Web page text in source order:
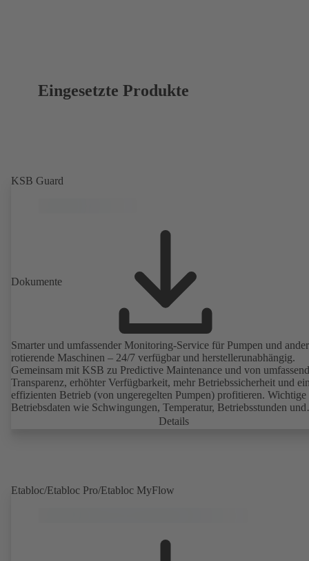
Eingesetzte Produkte
KSB Guard
Dokumente
Smarter und umfassender Monitoring-Service für Pumpen und
rotierende Maschinen – 24/7 verfügbar und herstellerunabhängig.
Gemeinsam mit KSB zu Predictive Maintenance und von
Transparenz, erhöhter Verfügbarkeit, mehr Betriebssicherheit und
effizienten Betrieb (von ungeregelten Pumpen) profitieren. Wichtige
Betriebsdaten wie Schwingungen, Temperatur, Betriebsstunden und
Lastzustand (von ungeregelten Pumpen) sind mit KSB Guard
Details
Etabloc/Etabloc Pro/Etabloc MyFlow